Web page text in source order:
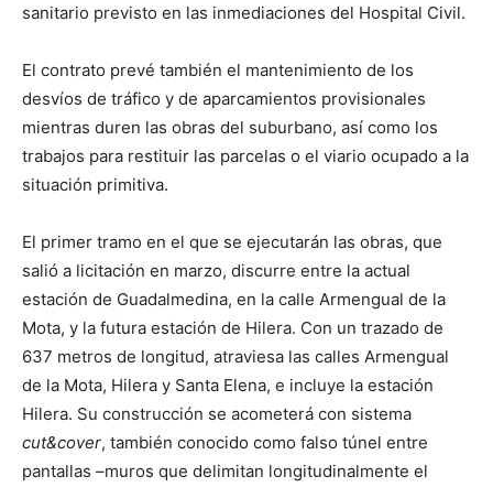
sanitario previsto en las inmediaciones del Hospital Civil.
El contrato prevé también el mantenimiento de los
desvíos de tráfico y de aparcamientos provisionales
mientras duren las obras del suburbano, así como los
trabajos para restituir las parcelas o el viario ocupado a la
situación primitiva.
El primer tramo en el que se ejecutarán las obras, que
salió a licitación en marzo, discurre entre la actual
estación de Guadalmedina, en la calle Armengual de la
Mota, y la futura estación de Hilera. Con un trazado de
637 metros de longitud, atraviesa las calles Armengual
de la Mota, Hilera y Santa Elena, e incluye la estación
Hilera. Su construcción se acometerá con sistema
cut&cover, también conocido como falso túnel entre
pantallas –muros que delimitan longitudinalmente el